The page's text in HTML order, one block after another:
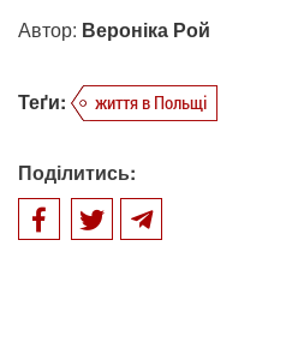
Автор: Вероніка Рой
Теґи: життя в Польщі
Поділитись: